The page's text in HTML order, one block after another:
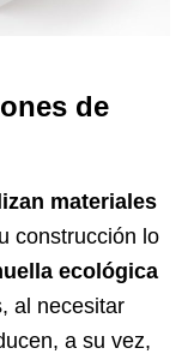
de
materiales
construcción lo
ecológica
al necesitar
a su vez,